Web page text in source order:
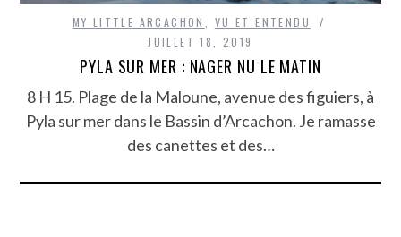
MY LITTLE ARCACHON
VU ET ENTENDU
JUILLET 18, 2019
PYLA SUR MER : NAGER NU LE MATIN
8 H 15. Plage de la Maloune, avenue des figuiers, à
Pyla sur mer dans le Bassin d’Arcachon. Je ramasse
des canettes et des…